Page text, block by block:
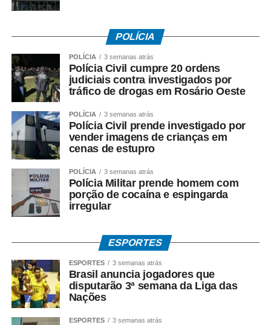
votação.
Fonte:Prefeitura de Cuiabá – MT
COMENTE ABAIXO:
WhatsApp
Facebook
Twitter
Messenger
LinkedIn
Share
POLÍCIA
POLÍCIA 3 semanas atrás
Polícia Civil cumpre 20 ordens
judiciais contra investigados por
tráfico de drogas em Rosário Oeste
POLÍCIA 3 semanas atrás
Polícia Civil prende investigado por
vender imagens de crianças em
cenas de estupro
POLÍCIA 3 semanas atrás
Polícia Militar prende homem com
porção de cocaína e espingarda
irregular
ESPORTES
ESPORTES 3 semanas atrás
Brasil anuncia jogadores que
disputarão 3ª semana da Liga das
Nações
ESPORTES 3 semanas atrás